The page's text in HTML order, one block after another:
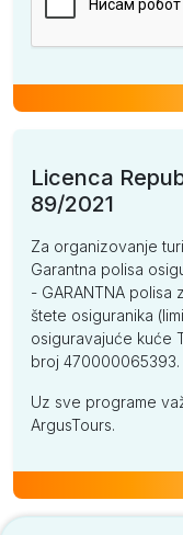
Licenca
89/2021
Za organizovanje
Garantna polisa
- GARANTNA polisa
štete osiguranika
osiguravajuće kuće
broj 470000065393.
Uz sve programe
ArgusTours.